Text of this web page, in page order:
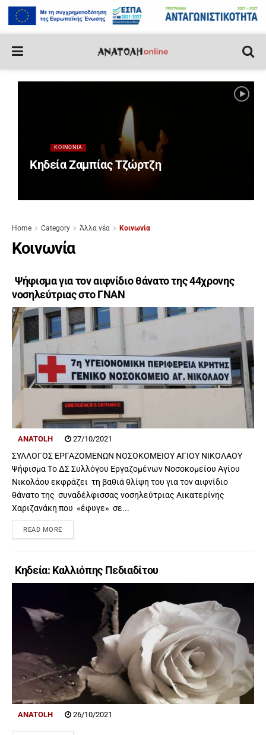
ΚΟΙΝΩΝΊΑ
Κηδεία Ζαμπίας Τζώρτζη
Home Category Άλλα νέα Κοινωνία
Κοινωνία
Ψήφισμα για τον αιφνίδιο θάνατο της 44χρονης
νοσηλεύτριας στο ΓΝΑΝ
ANATOLH 27/10/2021
ΣΥΛΛΟΓΟΣ ΕΡΓΑΖΟΜΕΝΩΝ ΝΟΣΟΚΟΜΕΙΟΥ ΑΓΙΟΥ ΝΙΚΟΛΑΟΥ
Ψήφισμα Tο ΔΣ Συλλόγου Εργαζομένων Νοσοκομείου Αγίου
Νικολάου εκφράζει τη βαθιά θλίψη του για τον αιφνίδιο
θάνατο της συναδέλφισσας νοσηλεύτριας Αικατερίνης
Χαριζανάκη που «έφυγε» σε...
READ MORE
Κηδεία: Καλλιόπης Πεδιαδίτου
ANATOLH 26/10/2021